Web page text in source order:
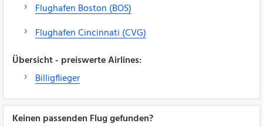
Flughafen Boston (BOS)
Flughafen Cincinnati (CVG)
Übersicht - preiswerte Airlines:
Billigflieger
Keinen passenden Flug gefunden?